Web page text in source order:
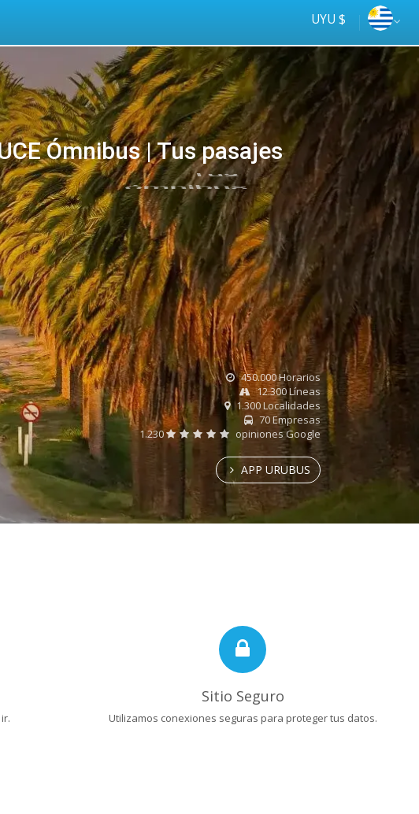
UYU $
Ómnibus | Tus pasajes
online
Tus
ómnibus
450.000 Horarios
12.300 Líneas
1.300 Localidades
70 Empresas
1.230
opiniones Google
APP URUBUS
Sitio Seguro
Utilizamos conexiones seguras para proteger tus datos.